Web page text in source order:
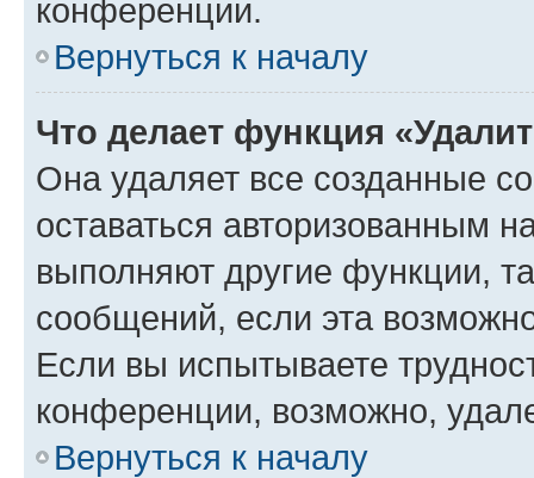
конференции.
Вернуться к началу
Что делает функция
Она удаляет все созданные
оставаться авторизованным
выполняют другие функции,
сообщений, если эта
Если вы испытываете
конференции, возможно,
Вернуться к началу